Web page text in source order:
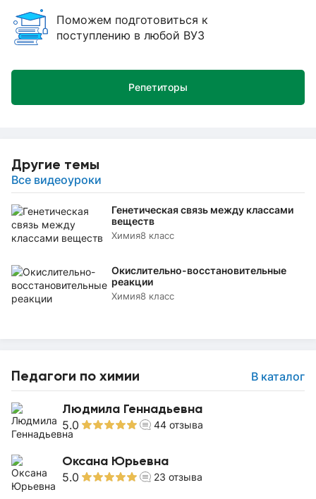
Другие темы
Все видеоуроки
Генетическая связь между классами
веществ
Химия8 класс
Окислительно-восстановительные
реакции
Химия8 класс
Педагоги по химии В каталог
Людмила Геннадьевна
5.0 44 отзыва
Оксана Юрьевна
5.0 23 отзыва
Поможем подготовиться к
поступлению в любой ВУЗ
Репетиторы